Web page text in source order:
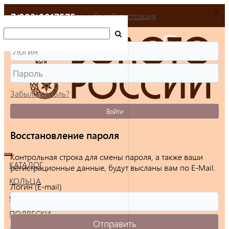
+7(903)9917575
КАТАЛОГ
КОЛЬЦА
СЕРЬГИ
ПОДВЕСКИ
ВходРегистрация
Забыли пароль?
Войти
Восстановление пароля
Контрольная строка для смены пароля, а также ваши
регистрационные данные, будут высланы вам по E-Mail.
Логин (E-mail)